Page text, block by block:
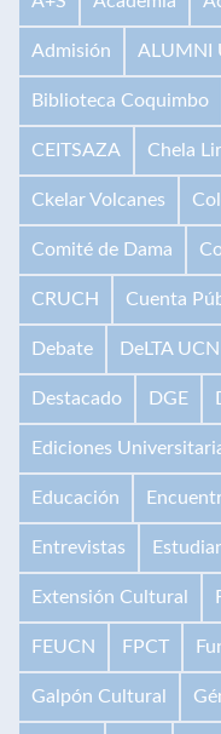
Admisión ALUMNI
Biblioteca Coquimbo
CEITSAZA Chela
Ckelar Volcanes
Comité de Dama
CRUCH Cuenta
Debate DeLTA UCN
Destacado DGE
Ediciones
Educación
Entrevistas
Extensión Cultural
FEUCN FPCT
Galpón Cultural